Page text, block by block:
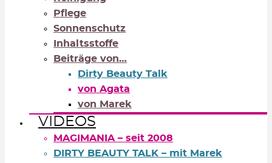
Pflege
Sonnenschutz
Inhaltsstoffe
Beiträge von…
Dirty Beauty Talk
von Agata
von Marek
VIDEOS
MAGIMANIA – seit 2008
DIRTY BEAUTY TALK – mit Marek